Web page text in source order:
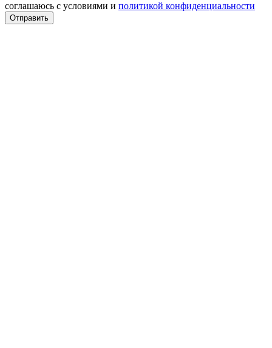
соглашаюсь с условиями и политикой конфиденциальности
Отправить